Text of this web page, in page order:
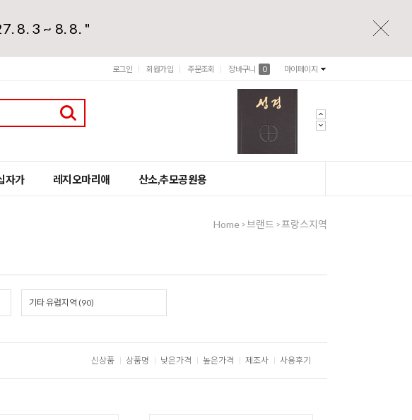
8. 3 ~ 8. 8. "
로그인 회원가입 주문조회 장바구니 0 마이페이지
자가 레지오마리애 산소,추모공원용
Home >브랜드 >프랑스지역
기타 유럽지역 (90)
신상품 상품명 낮은가격 높은가격 제조사 사용후기